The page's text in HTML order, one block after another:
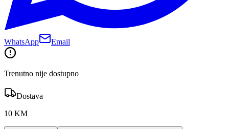
WhatsApp Email
Trenutno nije dostupno
Dostava
10 KM